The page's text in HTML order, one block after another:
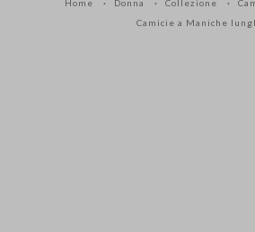
Home Donna Collezione
Camicie a Maniche